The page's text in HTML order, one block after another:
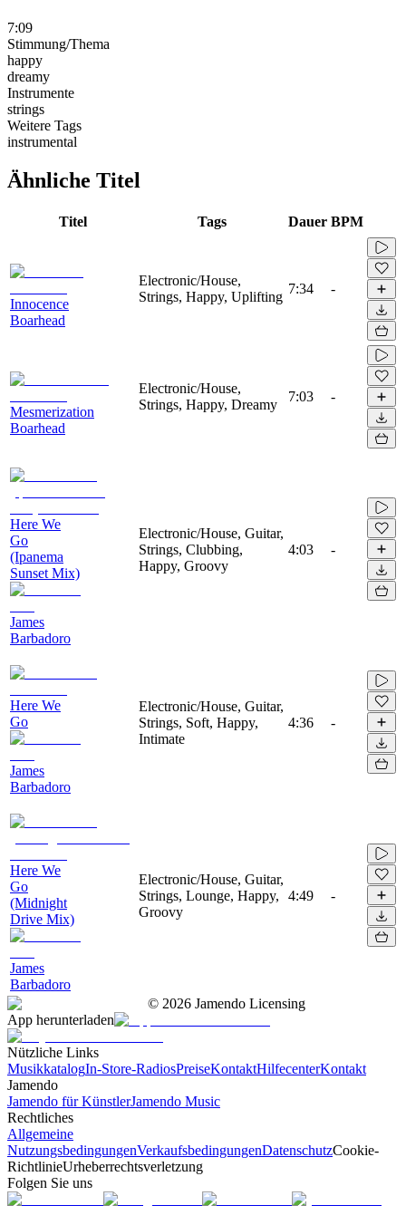
7:09
Stimmung/Thema
happy
dreamy
Instrumente
strings
Weitere Tags
instrumental
Ähnliche Titel
Titel Tags Dauer BPM
Innocence
Boarhead
Electronic/House,
Strings, Happy, Uplifting
7:34 -
Mesmerization
Boarhead
Electronic/House,
Strings, Happy, Dreamy
7:03 -
Here We
Go
(Ipanema
Sunset Mix)
James
Barbadoro
Electronic/House, Guitar,
Strings, Clubbing,
Happy, Groovy
4:03 -
Here We
Go
James
Barbadoro
Electronic/House, Guitar,
Strings, Soft, Happy,
Intimate
4:36 -
Here We
Go
(Midnight
Drive Mix)
James
Barbadoro
Electronic/House, Guitar,
Strings, Lounge, Happy,
Groovy
4:49 -
© 2026 Jamendo Licensing
App herunterladen
Nützliche Links
MusikkatalogIn-Store-RadiosPreiseKontaktHilfecenterKontakt
Jamendo
Jamendo für KünstlerJamendo Music
Rechtliches
Allgemeine
NutzungsbedingungenVerkaufsbedingungenDatenschutzCookie-
RichtlinieUrheberrechtsverletzung
Folgen Sie uns